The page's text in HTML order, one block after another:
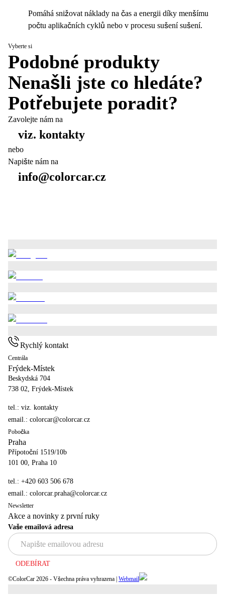
Pomáhá snižovat náklady na čas a energii díky menšímu
počtu aplikačních cyklů nebo v procesu sušení sušení.
Vyberte si
Podobné produkty
Nenašli jste co hledáte?
Potřebujete poradit?
Zavolejte nám na
viz. kontakty
nebo
Napište nám na
info@colorcar.cz
Rychlý kontakt
Centrála
Frýdek-Místek
Beskydská 704
738 02, Frýdek-Místek
tel.: viz. kontakty
email.: colorcar@colorcar.cz
Pobočka
Praha
Přípotoční 1519/10b
101 00, Praha 10
tel.: +420 603 506 678
email.: colorcar.praha@colorcar.cz
Newsletter
Akce a novinky z první ruky
Vaše emailová adresa
ODEBÍRAT
©ColorCar 2026 - Všechna práva vyhrazena | Webmail